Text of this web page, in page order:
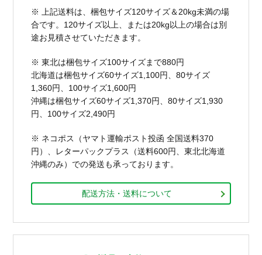
※ 上記送料は、梱包サイズ120サイズ＆20kg未満の場
合です。120サイズ以上、または20kg以上の場合は別
途お見積させていただきます。
※ 東北は梱包サイズ100サイズまで880円
北海道は梱包サイズ60サイズ1,100円、80サイズ
1,360円、100サイズ1,600円
沖縄は梱包サイズ60サイズ1,370円、80サイズ1,930
円、100サイズ2,490円
※ ネコポス（ヤマト運輸ポスト投函 全国送料370
円）、レターパックプラス（送料600円、東北北海道
沖縄のみ）での発送も承っております。
配送方法・送料について